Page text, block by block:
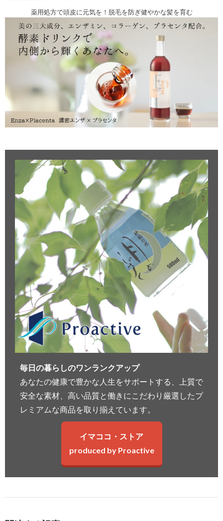
薬用処方で頭皮に元気を！脱毛を防ぎ健やかな髪を育む
毎日の暮らしのワンランクアップ
あなたの健康で豊かな人生をサポートする、上質で
安全な素材、高い品質と働きにこだわり厳選したプ
レミアムな商品を取り揃えています。
イマココ・ストア
produced by Proactive